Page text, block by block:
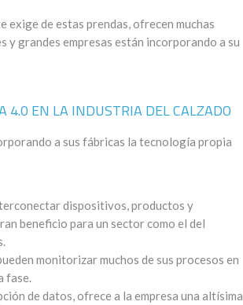
de estas prendas, ofrecen muchas
y grandes empresas están incorporando a su
4.0 EN LA INDUSTRIA DEL CALZADO
a sus fábricas la tecnología propia
dispositivos, productos y
beneficio para un sector como el del
monitorizar muchos de sus procesos en
fase.
de datos, ofrece a la empresa una altísima